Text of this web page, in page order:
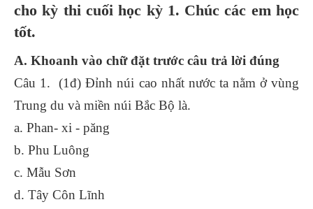
cho kỳ thi cuối học kỳ 1. Chúc các em học
tốt.
A. Khoanh vào chữ đặt trước câu trả lời đúng
Câu 1. (1đ) Đỉnh núi cao nhất nước ta nằm ở vùng
Trung du và miền núi Bắc Bộ là.
a. Phan- xi - păng
b. Phu Luông
c. Mẫu Sơn
d. Tây Côn Lĩnh